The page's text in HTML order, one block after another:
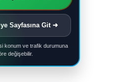
Sayfasına Git ➜
konum ve trafik durumuna
değişebilir.